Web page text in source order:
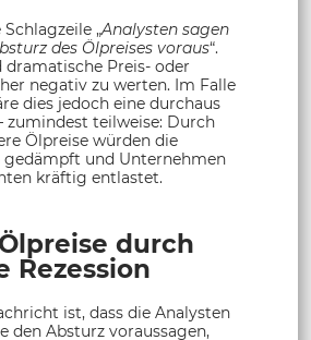
„Analysten sagen
des Ölpreises voraus“.
dramatische Preis- oder
negativ zu werten. Im Falle
dies jedoch eine durchaus
zumindest teilweise: Durch
Ölpreise würden die
gedämpft und Unternehmen
kräftig entlastet.
durch
Rezession
ist, dass die Analysten
den Absturz voraussagen,